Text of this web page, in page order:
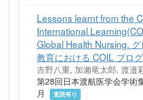
Lessons learnt from the
International
Global Health Nursing.
教育における COIL プロ
吉野八重, 加瀨竜太郎, 渡邉
第28回日本渡航医学会学術
月
査読有り